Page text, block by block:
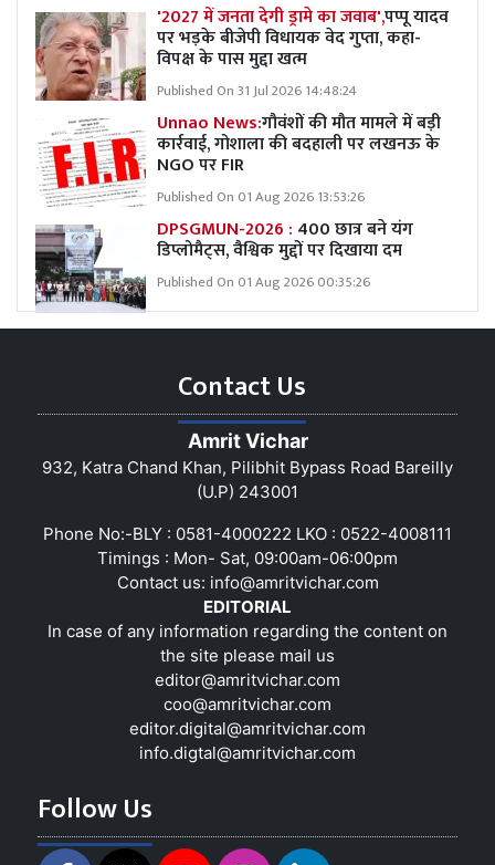
'2027 में जनता देगी ड्रामे का जवाब',पप्पू यादव
पर भड़के बीजेपी विधायक वेद गुप्ता, कहा-
विपक्ष के पास मुद्दा खत्म
Published On 31 Jul 2026 14:48:24
Unnao News:गौवंशों की मौत मामले में बड़ी
कार्रवाई, गोशाला की बदहाली पर लखनऊ के
NGO पर FIR
Published On 01 Aug 2026 13:53:26
DPSGMUN-2026 : 400 छात्र बने यंग
डिप्लोमैट्स, वैश्विक मुद्दों पर दिखाया दम
Published On 01 Aug 2026 00:35:26
Contact Us
Amrit Vichar
932, Katra Chand Khan, Pilibhit Bypass Road Bareilly
(U.P) 243001
Phone No:-BLY : 0581-4000222 LKO : 0522-4008111
Timings : Mon- Sat, 09:00am-06:00pm
Contact us: info@amritvichar.com
EDITORIAL
In case of any information regarding the content on
the site please mail us
editor@amritvichar.com
coo@amritvichar.com
editor.digital@amritvichar.com
info.digtal@amritvichar.com
Follow Us